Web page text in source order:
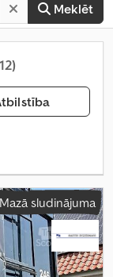
Meklēt
Mazā sludinājuma